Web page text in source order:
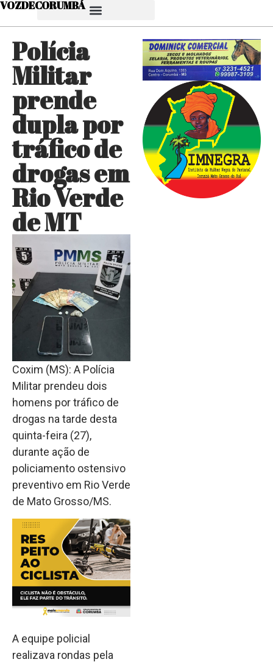
VOZDECORUMBÁ
Polícia
Militar
prende
dupla por
tráfico de
drogas em
Rio Verde
de MT
Coxim (MS): A Polícia
Militar prendeu dois
homens por tráfico de
drogas na tarde desta
quinta-feira (27),
durante ação de
policiamento ostensivo
preventivo em Rio Verde
de Mato Grosso/MS.
A equipe policial
realizava rondas pela